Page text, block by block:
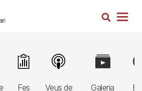
Cerca
Fes
Image
Veus de
Image
Galeria
Image